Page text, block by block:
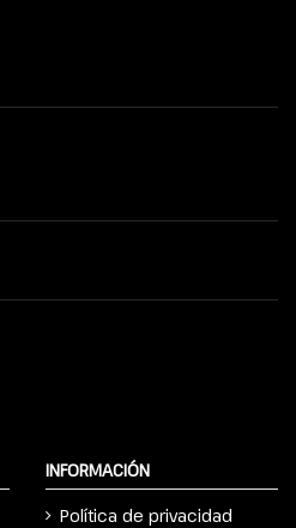
INFORMACIÓN
Política de privacidad